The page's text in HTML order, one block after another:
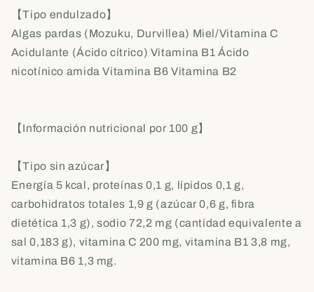
【Tipo endulzado】
Algas pardas (Mozuku, Durvillea) Miel/Vitamina C
Acidulante (Ácido cítrico) Vitamina B1 Ácido
nicotínico amida Vitamina B6 Vitamina B2
【Información nutricional por 100 g】
【Tipo sin azúcar】
Energía 5 kcal, proteínas 0,1 g, lípidos 0,1 g,
carbohidratos totales 1,9 g (azúcar 0,6 g, fibra
dietética 1,3 g), sodio 72,2 mg (cantidad equivalente a
sal 0,183 g), vitamina C 200 mg, vitamina B1 3,8 mg,
vitamina B6 1,3 mg.